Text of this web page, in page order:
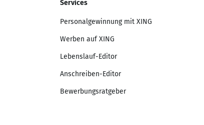
Services
Personalgewinnung mit XING
Werben auf XING
Lebenslauf-Editor
Anschreiben-Editor
Bewerbungsratgeber